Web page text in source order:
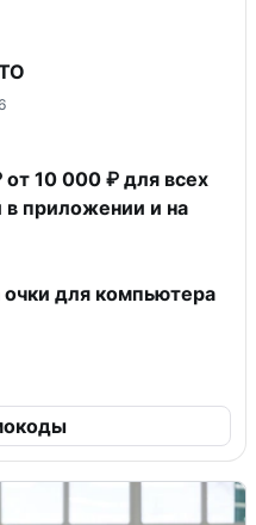
10 000 ₽ для всех
в приложении и на
для компьютера